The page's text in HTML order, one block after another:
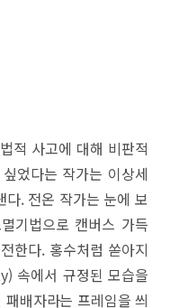
적 사고에 대해 비판적
었다는 작가는 이상세
. 전온 작가는 눈에 보
기법으로 캔버스 가득
한다. 홍수처럼 쏟아지
속에서 규정된 모습을
배자라는 프레임을 씌